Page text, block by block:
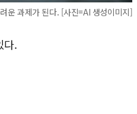
운 과제가 된다. [사진=AI 생성이미지]
다.